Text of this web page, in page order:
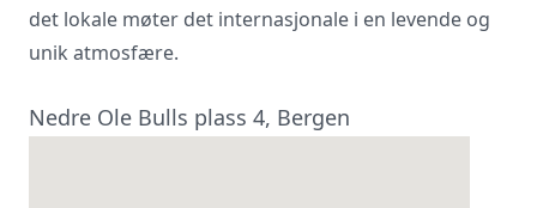
det lokale møter det internasjonale i en levende og
unik atmosfære.
Nedre Ole Bulls plass 4, Bergen